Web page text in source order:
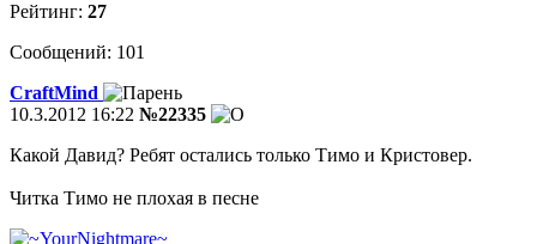
Рейтинг: 27
Сообщений: 101
CraftMind
10.3.2012 16:22 №22335
Какой Давид? Ребят остались только Тимо и Кристовер.
Читка Тимо не плохая в песне